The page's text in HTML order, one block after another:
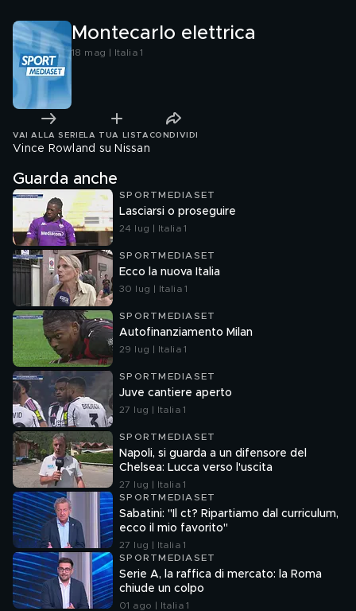
Montecarlo elettrica
18 mag | Italia 1
VAI ALLA SERIE LA TUA LISTA CONDIVIDI
Vince Rowland su Nissan
Guarda anche
SPORTMEDIASET
Lasciarsi o proseguire
24 lug | Italia 1
SPORTMEDIASET
Ecco la nuova Italia
30 lug | Italia 1
SPORTMEDIASET
Autofinanziamento Milan
29 lug | Italia 1
SPORTMEDIASET
Juve cantiere aperto
27 lug | Italia 1
SPORTMEDIASET
Napoli, si guarda a un difensore del
Chelsea: Lucca verso l'uscita
27 lug | Italia 1
SPORTMEDIASET
Sabatini: "Il ct? Ripartiamo dal curriculum,
ecco il mio favorito"
27 lug | Italia 1
SPORTMEDIASET
Serie A, la raffica di mercato: la Roma
chiude un colpo
01 ago | Italia 1